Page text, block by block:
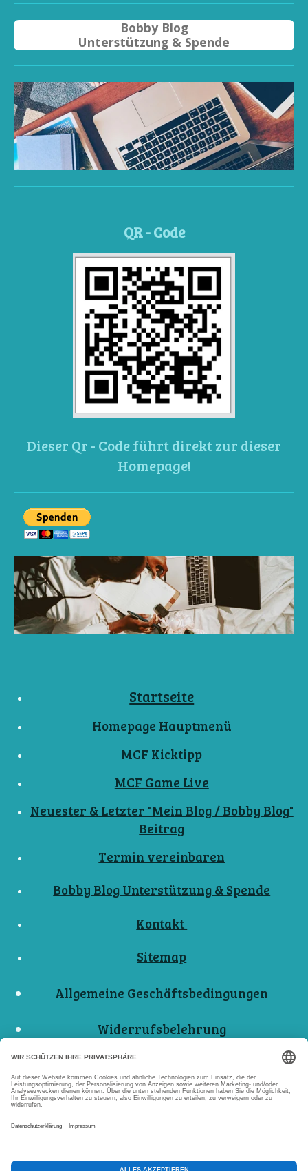
Bobby Blog
Unterstützung & Spende
QR - Code
Dieser Qr - Code führt direkt zur dieser
Homepage!
Startseite
Homepage Hauptmenü
MCF Kicktipp
MCF Game Live
Neuester & Letzter "Mein Blog / Bobby Blog"
Beitrag
Termin vereinbaren
Bobby Blog Unterstützung & Spende
Kontakt
Sitemap
Allgemeine Geschäftsbedingungen
Widerrufsbelehrung
Nutzungsbedingungen
Datenschutzerklärungen
Abo Kündigen